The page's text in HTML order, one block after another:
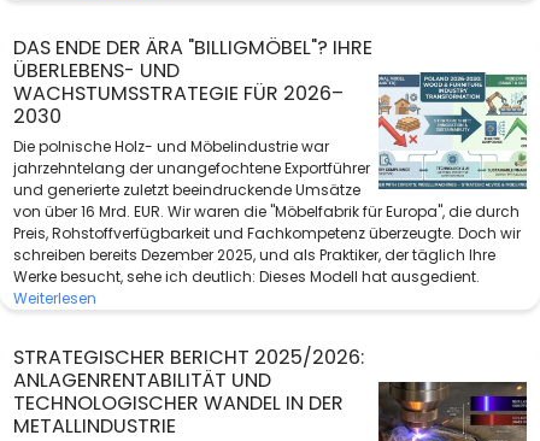
DAS ENDE DER ÄRA "BILLIGMÖBEL"? IHRE
ÜBERLEBENS- UND
WACHSTUMSSTRATEGIE FÜR 2026–
2030
Die polnische Holz- und Möbelindustrie war
jahrzehntelang der unangefochtene Exportführer
und generierte zuletzt beeindruckende Umsätze
von über 16 Mrd. EUR. Wir waren die "Möbelfabrik für Europa", die durch
Preis, Rohstoffverfügbarkeit und Fachkompetenz überzeugte. Doch wir
schreiben bereits Dezember 2025, und als Praktiker, der täglich Ihre
Werke besucht, sehe ich deutlich: Dieses Modell hat ausgedient.
Weiterlesen
STRATEGISCHER BERICHT 2025/2026:
ANLAGENRENTABILITÄT UND
TECHNOLOGISCHER WANDEL IN DER
METALLINDUSTRIE